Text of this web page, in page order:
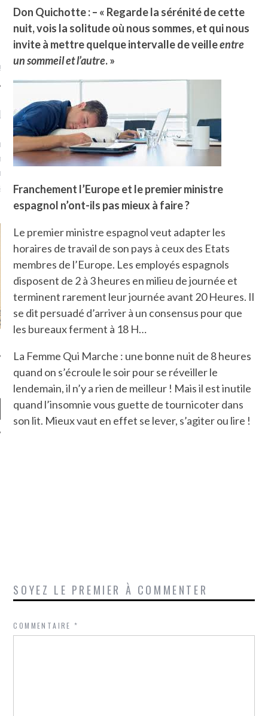
MOI SUR
TWITTER
@Isa_Monrozier
ARCACHON
je t'aime, my little bassin
comment ? "
je ne parle presque que
Don Quichotte : – « Regarde la sérénité de cette
nuit, vois la solitude où nous sommes, et qui nous
invite à mettre quelque intervalle de veilleentre
un sommeil et l’autre. »
Franchement l’Europe et le premier ministre
espagnol n’ont-ils pas mieux à faire ?
Le premier ministre espagnol veut adapter les
horaires de travail de son pays à ceux des Etats
membres de l’Europe. Les employés espagnols
disposent de 2 à 3 heures en milieu de journée et
terminent rarement leur journée avant 20 Heures. Il
se dit persuadé d’arriver à un consensus pour que
les bureaux ferment à 18 H…
La Femme Qui Marche : une bonne nuit de 8 heures
quand on s’écroule le soir pour se réveiller le
lendemain, il n’y a rien de meilleur ! Mais il est inutile
quand l’insomnie vous guette de tournicoter dans
son lit. Mieux vaut en effet se lever, s’agiter ou lire !
SOYEZ LE PREMIER À COMMENTER
COMMENTAIRE*